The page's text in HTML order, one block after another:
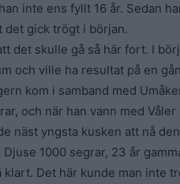
inte ens fyllt 16 år. Sedan
det gick trögt i början.
det skulle gå så här fort. I
och ville ha resultat på en
kom i samband med
och när han vann med
näst yngsta kusken att nå
1000 segrar, 23 år
klart. Det här kunde man inte